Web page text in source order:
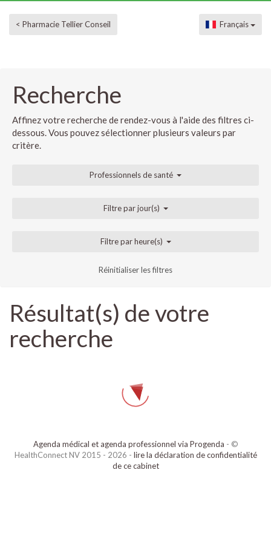
< Pharmacie Tellier Conseil Français
Recherche
Affinez votre recherche de rendez-vous à l'aide des filtres ci-
dessous. Vous pouvez sélectionner plusieurs valeurs par
critère.
Professionnels de santé
Filtre par jour(s)
Filtre par heure(s)
Réinitialiser les filtres
Résultat(s) de votre
recherche
Agenda médical et agenda professionnel via Progenda - ©
HealthConnect NV 2015 - 2026 - lire la déclaration de confidentialité
de ce cabinet